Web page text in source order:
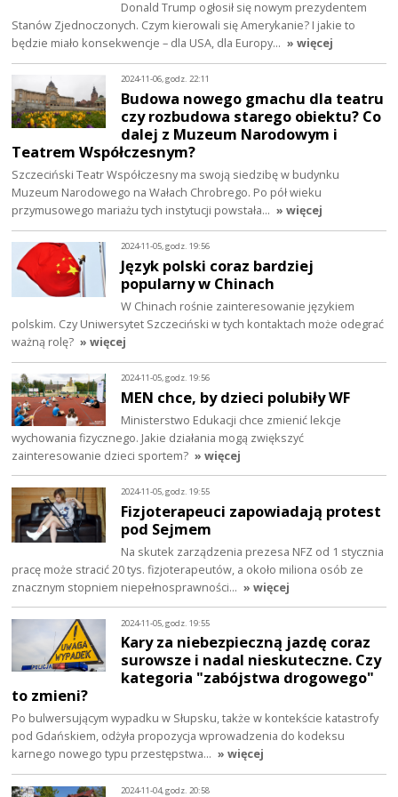
Donald Trump ogłosił się nowym prezydentem
Stanów Zjednoczonych. Czym kierowali się Amerykanie? I jakie to
będzie miało konsekwencje – dla USA, dla Europy… » więcej
2024-11-06, godz. 22:11
Budowa nowego gmachu dla teatru
czy rozbudowa starego obiektu? Co
dalej z Muzeum Narodowym i
Teatrem Współczesnym?
Szczeciński Teatr Współczesny ma swoją siedzibę w budynku
Muzeum Narodowego na Wałach Chrobrego. Po pół wieku
przymusowego mariażu tych instytucji powstała… » więcej
2024-11-05, godz. 19:56
Język polski coraz bardziej
popularny w Chinach
W Chinach rośnie zainteresowanie językiem
polskim. Czy Uniwersytet Szczeciński w tych kontaktach może odegrać
ważną rolę? » więcej
2024-11-05, godz. 19:56
MEN chce, by dzieci polubiły WF
Ministerstwo Edukacji chce zmienić lekcje
wychowania fizycznego. Jakie działania mogą zwiększyć
zainteresowanie dzieci sportem? » więcej
2024-11-05, godz. 19:55
Fizjoterapeuci zapowiadają protest
pod Sejmem
Na skutek zarządzenia prezesa NFZ od 1 stycznia
pracę może stracić 20 tys. fizjoterapeutów, a około miliona osób ze
znacznym stopniem niepełnosprawności… » więcej
2024-11-05, godz. 19:55
Kary za niebezpieczną jazdę coraz
surowsze i nadal nieskuteczne. Czy
kategoria "zabójstwa drogowego"
to zmieni?
Po bulwersującym wypadku w Słupsku, także w kontekście katastrofy
pod Gdańskiem, odżyła propozycja wprowadzenia do kodeksu
karnego nowego typu przestępstwa… » więcej
2024-11-04, godz. 20:58